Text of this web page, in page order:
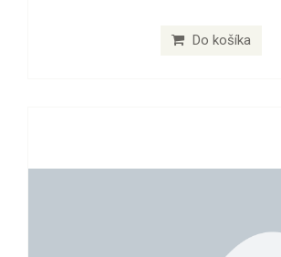
Do košíka